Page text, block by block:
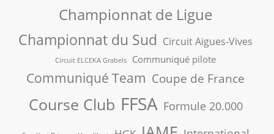
Championnat de Ligue
Championnat du Sud Circuit Aigues-Vives
Circuit ELCEKA Grabels Communiqué pilote
Communiqué Team Coupe de France
Course Club FFSA Formule 20.000